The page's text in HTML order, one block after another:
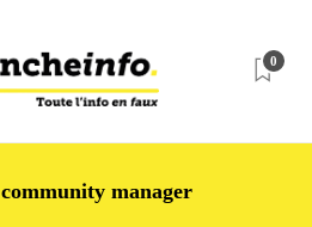
0
community manager